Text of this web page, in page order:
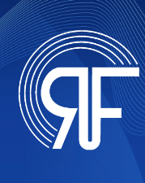
Skip
to
content